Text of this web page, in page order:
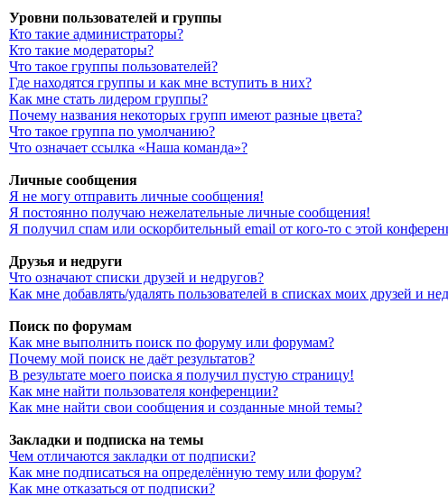
Уровни пользователей и группы
Кто такие администраторы?
Кто такие модераторы?
Что такое группы пользователей?
Где находятся группы и как мне вступить в них?
Как мне стать лидером группы?
Почему названия некоторых групп имеют разные цвета?
Что такое группа по умолчанию?
Что означает ссылка «Наша команда»?
Личные сообщения
Я не могу отправить личные сообщения!
Я постоянно получаю нежелательные личные сообщения!
Я получил спам или оскорбительный email от кого-то с этой
Друзья и недруги
Что означают списки друзей и недругов?
Как мне добавлять/удалять пользователей в списках моих друзей и
Поиск по форумам
Как мне выполнить поиск по форуму или форумам?
Почему мой поиск не даёт результатов?
В результате моего поиска я получил пустую страницу!
Как мне найти пользователя конференции?
Как мне найти свои сообщения и созданные мной темы?
Закладки и подписка на темы
Чем отличаются закладки от подписки?
Как мне подписаться на определённую тему или форум?
Как мне отказаться от подписки?